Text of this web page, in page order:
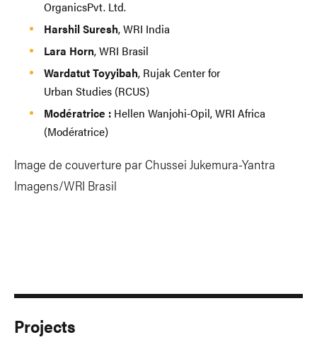
OrganicsPvt. Ltd.
Harshil Suresh, WRI India
Lara Horn, WRI Brasil
Wardatut Toyyibah, Rujak Center for
Urban Studies (RCUS)
Modératrice : Hellen Wanjohi-Opil, WRI Africa
(Modératrice)
Image de couverture par Chussei Jukemura-Yantra
Imagens/WRI Brasil
Projects